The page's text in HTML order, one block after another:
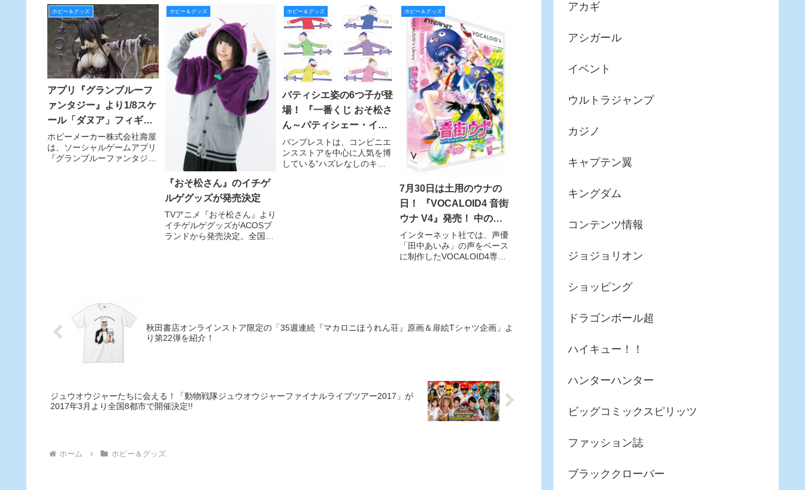
早くも第14弾！ ９月30日2
スター&予告編を解禁!!
ーパー戦隊』に、レッドファ
ルコンこと嶋大輔が15年振り
に帰って来ました！さらに歴
代レッド40人が大集合した超
豪華
ホビー＆グッズ
アプリ『グランブルーフ
ァンタジー』より1/8スケ
ール「ダヌア」フィギュ
アを10月発売
ホビーメーカー株式会社壽屋
は、ソーシャルゲームアプリ
『グランブルーファンタジ
ホビー＆グッズ
『おそ松さん』のイチゲ
ルゲグッズが発売決定
TVアニメ『おそ松さん』より
イチゲルゲグッズがACOSブ
ランドから発売決定。全国の
ホビー＆グッズ
パティシエ姿の6つ子が登
場！ 『一番くじ おそ松さ
ん～パティシェー・イヤ
ミで働くざんす！～』甘
くてキュートなデザイン
ラインナップ！
バンプレストは、コンビニエ
ンスストアを中心に人気を博
している“ハズレなしのキャ
ホビー＆グッズ
7月30日は土用のウナの
日！ 『VOCALOID4 音街
ウナ V4』発売！ 中の人
は妹声がカワイイ『⽥中
あいみ』さん！
インターネット社では、声優
「田中あいみ」の声をベース
に制作したVOCALOID4専用
秋田書店オンラインストア限定の「35週連続『マカロニほうれん荘』原画＆扉絵Tシャツ企画」よ
り第22弾を紹介！
ジュウオウジャーたちに会える！「動物戦隊ジュウオウジャーファイナルライブツアー2017」が
2017年3月より全国8都市で開催決定!!
ホーム ホビー＆グッズ
アカギ
アシガール
イベント
ウルトラジャンプ
カジノ
キャプテン翼
キングダム
コンテンツ情報
ジョジョリオン
ショッピング
ドラゴンボール超
ハイキュー！！
ハンターハンター
ビッグコミックスピリッツ
ファッション誌
ブラッククローバー